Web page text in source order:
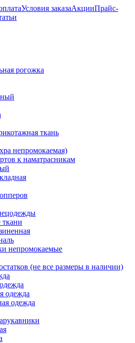
Условия заказаАкцииПрайс-
рогожка
ткань
непромокаемая)
к наматрасникам
ткани
непромокаемые
(не все размеры в наличии)
одежда
одежда